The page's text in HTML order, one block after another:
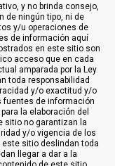
y no brinda consejo,
de ningún tipo, ni de
y/u operaciones de
de información aquí
en este sitio son
acceso que en cada
amparada por la Ley
toda responsabilidad
y/o exactitud y/o
fuentes de información
la elaboración del
sitio no garantizan la
y/o vigencia de los
sitio deslindan toda
llegar a dar a la